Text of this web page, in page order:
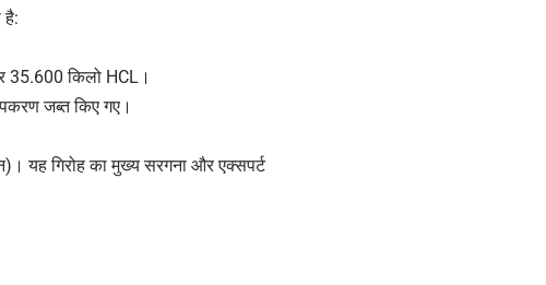
है:
35.600 किलो HCL।
जब्त किए गए।
यह गिरोह का मुख्य सरगना और एक्सपर्ट